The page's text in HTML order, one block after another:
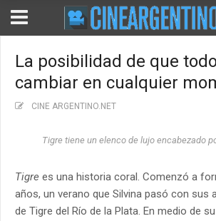
La posibilidad de que
cambiar en cualquier
CINE ARGENTINO.NET
Tigre tiene un elenco de lujo encabezado
Tigre es una historia coral. Comenzó a
años, un verano que Silvina pasó con sus
de Tigre del Río de la Plata. En medio de